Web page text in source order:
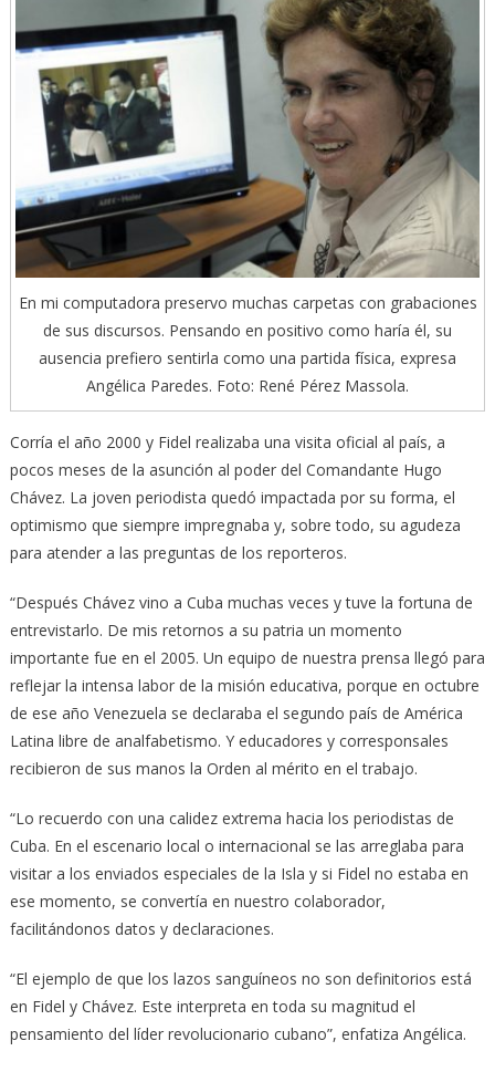
En mi computadora preservo muchas carpetas con grabaciones
de sus discursos. Pensando en positivo como haría él, su
ausencia prefiero sentirla como una partida física, expresa
Angélica Paredes. Foto: René Pérez Massola.
Corría el año 2000 y Fidel realizaba una visita oficial al país, a
pocos meses de la asunción al poder del Comandante Hugo
Chávez. La joven periodista quedó impactada por su forma, el
optimismo que siempre impregnaba y, sobre todo, su agudeza
para atender a las preguntas de los reporteros.
“Después Chávez vino a Cuba muchas veces y tuve la fortuna de
entrevistarlo. De mis retornos a su patria un momento
importante fue en el 2005. Un equipo de nuestra prensa llegó para
reflejar la intensa labor de la misión educativa, porque en octubre
de ese año Venezuela se declaraba el segundo país de América
Latina libre de analfabetismo. Y educadores y corresponsales
recibieron de sus manos la Orden al mérito en el trabajo.
“Lo recuerdo con una calidez extrema hacia los periodistas de
Cuba. En el escenario local o internacional se las arreglaba para
visitar a los enviados especiales de la Isla y si Fidel no estaba en
ese momento, se convertía en nuestro colaborador,
facilitándonos datos y declaraciones.
“El ejemplo de que los lazos sanguíneos no son definitorios está
en Fidel y Chávez. Este interpreta en toda su magnitud el
pensamiento del líder revolucionario cubano”, enfatiza Angélica.